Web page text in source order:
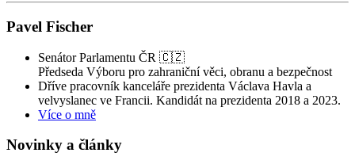
Pavel Fischer
Senátor Parlamentu ČR 🇨🇿
Předseda Výboru pro zahraniční věci, obranu a bezpečnost
Dříve pracovník kanceláře prezidenta Václava Havla a
velvyslanec ve Francii. Kandidát na prezidenta 2018 a 2023.
Více o mně
Novinky a články